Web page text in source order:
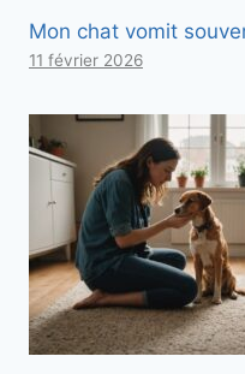
Mon chat vomit
11 février 2026